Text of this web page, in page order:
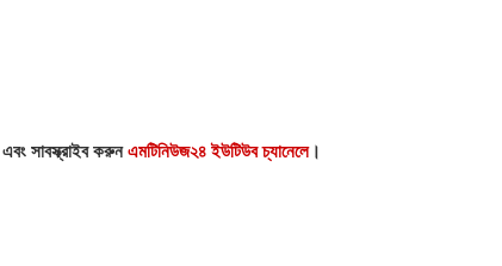
এবং সাবস্ক্রাইব করুনএমটিনিউজ২৪ ইউটিউব চ্যানেলে।